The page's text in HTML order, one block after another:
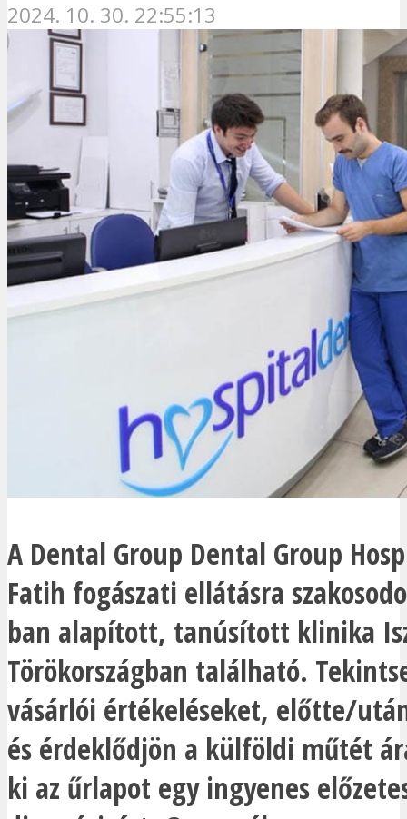
2024. 10. 30. 22:55:13
A Dental Group Dental Group
Fatih fogászati ellátásra
ban alapított, tanúsított klinika
Törökországban található.
vásárlói értékeléseket, előtte/
és érdeklődjön a külföldi műtét
ki az űrlapot egy ingyenes